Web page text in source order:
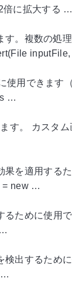
倍に拡大する …
。複数の処
使用できます
…
す。 カスタ
を適用する
= new …
るために使用
出するために
…